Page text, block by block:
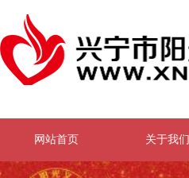
网站首页 关于我们